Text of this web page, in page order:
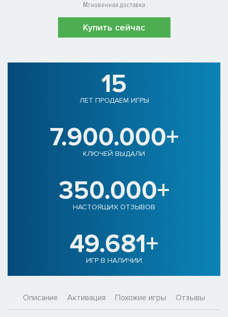
Мгновенная доставка
Купить сейчас
15
ЛЕТ ПРОДАЕМ ИГРЫ
7.900.000+
КЛЮЧЕЙ ВЫДАЛИ
350.000+
НАСТОЯЩИХ ОТЗЫВОВ
49.681+
ИГР В НАЛИЧИИ
Описание Активация Похожие игры Отзывы